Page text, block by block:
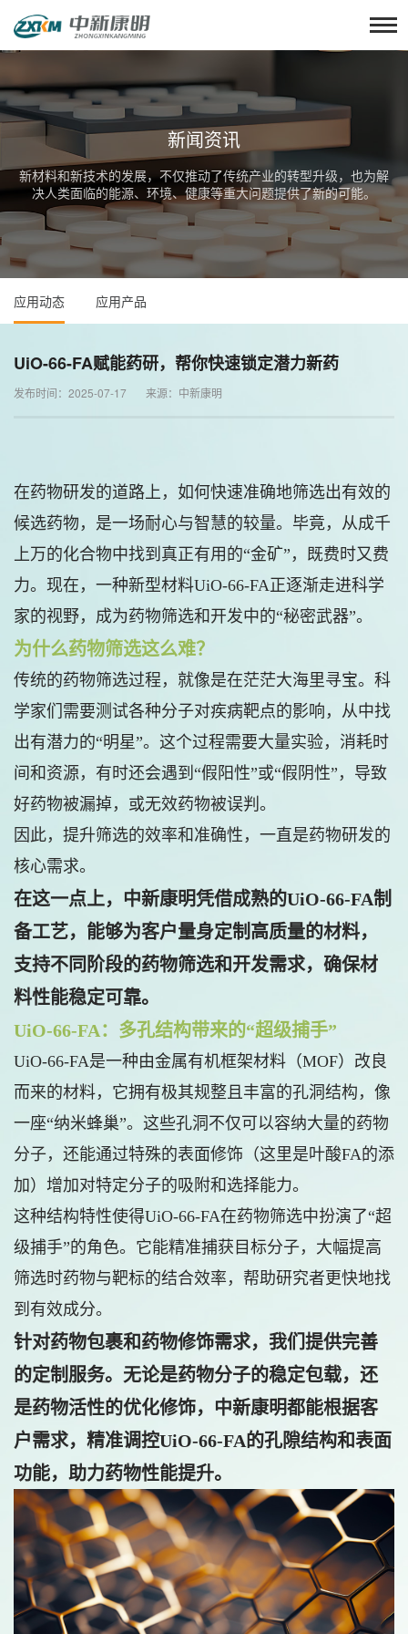
新闻资讯
新材料和新技术的发展，不仅推动了传统产业的转型升级，也为解
决人类面临的能源、环境、健康等重大问题提供了新的可能。
应用动态 应用产品
UiO-66-FA赋能药研，帮你快速锁定潜力新药
发布时间：2025-07-17 来源：中新康明
在药物研发的道路上，如何快速准确地筛选出有效的
候选药物，是一场耐心与智慧的较量。毕竟，从成千
上万的化合物中找到真正有用的“金矿”，既费时又费
力。现在，一种新型材料UiO-66-FA正逐渐走进科学
家的视野，成为药物筛选和开发中的“秘密武器”。
为什么药物筛选这么难？
传统的药物筛选过程，就像是在茫茫大海里寻宝。科
学家们需要测试各种分子对疾病靶点的影响，从中找
出有潜力的“明星”。这个过程需要大量实验，消耗时
间和资源，有时还会遇到“假阳性”或“假阴性”，导致
好药物被漏掉，或无效药物被误判。
因此，提升筛选的效率和准确性，一直是药物研发的
核心需求。
在这一点上，中新康明凭借成熟的UiO-66-FA制
备工艺，能够为客户量身定制高质量的材料，
支持不同阶段的药物筛选和开发需求，确保材
料性能稳定可靠。
UiO-66-FA：多孔结构带来的“超级捕手”
UiO-66-FA是一种由金属有机框架材料（MOF）改良
而来的材料，它拥有极其规整且丰富的孔洞结构，像
一座“纳米蜂巢”。这些孔洞不仅可以容纳大量的药物
分子，还能通过特殊的表面修饰（这里是叶酸FA的添
加）增加对特定分子的吸附和选择能力。
这种结构特性使得UiO-66-FA在药物筛选中扮演了“超
级捕手”的角色。它能精准捕获目标分子，大幅提高
筛选时药物与靶标的结合效率，帮助研究者更快地找
到有效成分。
针对药物包裹和药物修饰需求，我们提供完善
的定制服务。无论是药物分子的稳定包载，还
是药物活性的优化修饰，中新康明都能根据客
户需求，精准调控UiO-66-FA的孔隙结构和表面
功能，助力药物性能提升。